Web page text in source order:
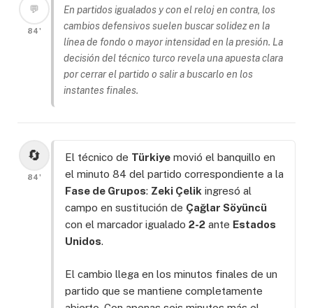
💬
84'
En partidos igualados y con el reloj en contra, los
cambios defensivos suelen buscar solidez en la
línea de fondo o mayor intensidad en la presión. La
decisión del técnico turco revela una apuesta clara
por cerrar el partido o salir a buscarlo en los
instantes finales.
🔄
84'
El técnico de Türkiye movió el banquillo en
el minuto 84 del partido correspondiente a la
Fase de Grupos: Zeki Çelik ingresó al
campo en sustitución de Çağlar Söyüncü
con el marcador igualado 2-2 ante Estados
Unidos.
El cambio llega en los minutos finales de un
partido que se mantiene completamente